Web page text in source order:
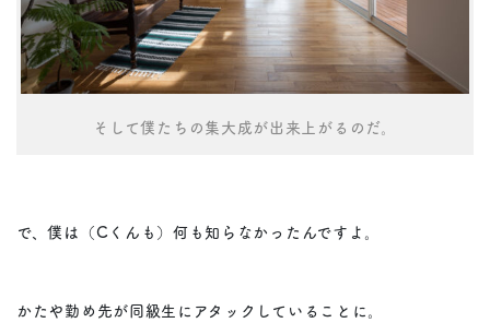
そして僕たちの集大成が出来上がるのだ。
で、僕は（Cくんも）何も知らなかったんですよ。
かたや勤め先が同級生にアタックしていることに。